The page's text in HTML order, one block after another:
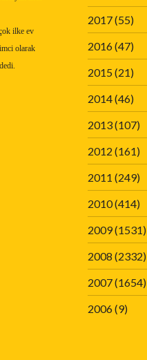
ilke ev
olarak
2017(55)
2016(47)
2015(21)
2014(46)
2013(107)
2012 (161)
2011 (249)
2010(414)
2009(1531)
2008 (2332)
2007(1654)
2006(9)